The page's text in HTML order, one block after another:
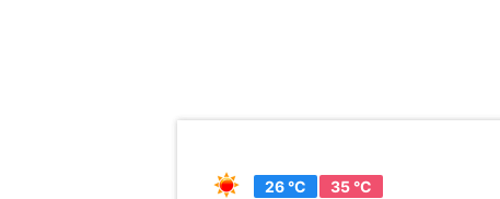
26 °C
35 °C